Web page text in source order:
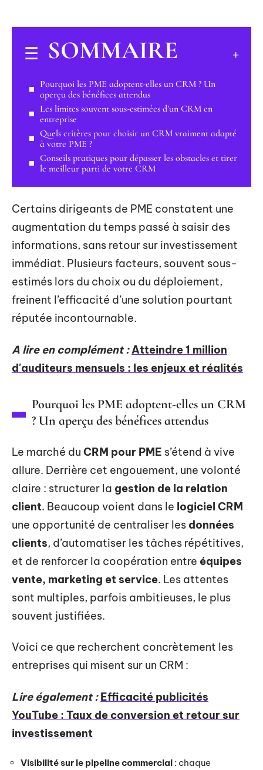
SOMMAIRE
Pourquoi les PME adoptent-elles un CRM ? Un
aperçu des bénéfices attendus
Les limites souvent sous-estimées d’un CRM en
entreprise
Quels critères pour choisir un CRM vraiment adapté
à votre PME ?
Conseils pratiques pour dépasser les obstacles et tirer
le meilleur parti de votre CRM
Certains dirigeants de PME constatent une
augmentation du temps passé à saisir des
informations, sans retour sur investissement
immédiat. Plusieurs facteurs, souvent sous-
estimés lors du choix ou du déploiement,
freinent l’efficacité d’une solution pourtant
réputée incontournable.
A lire en complément : Atteindre 1 million
d'auditeurs mensuels : les enjeux et réalités
Pourquoi les PME adoptent-elles un CRM
? Un aperçu des bénéfices attendus
Le marché du CRM pour PME s’étend à vive
allure. Derrière cet engouement, une volonté
claire : structurer la gestion de la relation
client. Beaucoup voient dans le logiciel CRM
une opportunité de centraliser les données
clients, d’automatiser les tâches répétitives,
et de renforcer la coopération entre équipes
vente, marketing et service. Les attentes
sont multiples, parfois ambitieuses, le plus
souvent justifiées.
Voici ce que recherchent concrètement les
entreprises qui misent sur un CRM :
Lire également : Efficacité publicités
YouTube : Taux de conversion et retour sur
investissement
Visibilité sur le pipeline commercial : chaque